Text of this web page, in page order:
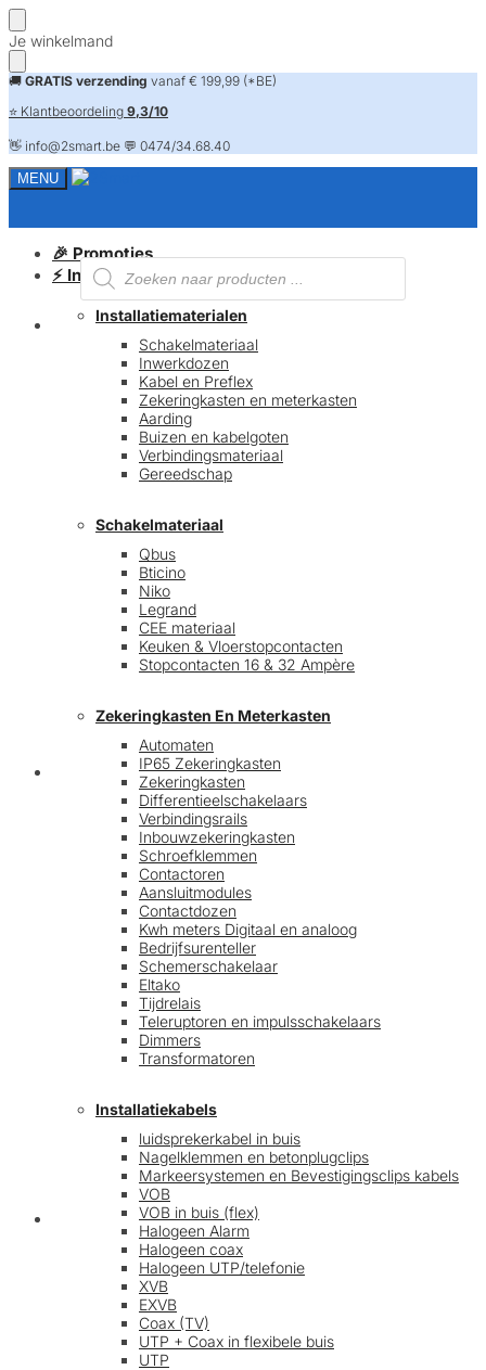
Skip
to
navigation
Skip
to
content
Je winkelmand
🚚 GRATIS verzending vanaf € 199,99 (*BE)
⭐ Klantbeoordeling 9,3/10
👋 info@2smart.be 💬 0474/34.68.40
MENU
Producten
zoeken
FAQ
Mijn account
🎉 Promoties
⚡ Installatiematerialen
Installatiematerialen
Schakelmateriaal
Inwerkdozen
Kabel en Preflex
Zekeringkasten en meterkasten
Aarding
Buizen en kabelgoten
Verbindingsmateriaal
Gereedschap
Schakelmateriaal
Qbus
Bticino
Niko
Legrand
CEE materiaal
Keuken & Vloerstopcontacten
Stopcontacten 16 & 32 Ampère
Zekeringkasten En Meterkasten
Automaten
IP65 Zekeringkasten
Zekeringkasten
Differentieelschakelaars
Verbindingsrails
Inbouwzekeringkasten
Schroefklemmen
Contactoren
Aansluitmodules
Contactdozen
Kwh meters Digitaal en analoog
Bedrijfsurenteller
Schemerschakelaar
Eltako
Tijdrelais
Teleruptoren en impulsschakelaars
Dimmers
Transformatoren
Installatiekabels
luidsprekerkabel in buis
Nagelklemmen en betonplugclips
Markeersystemen en Bevestigingsclips kabels
VOB
VOB in buis (flex)
Halogeen Alarm
Halogeen coax
Halogeen UTP/telefonie
XVB
EXVB
Coax (TV)
UTP + Coax in flexibele buis
UTP